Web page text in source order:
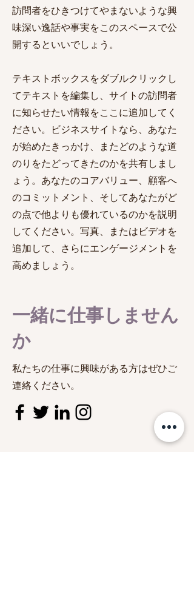
訪問者をひきつけてやまないような興
味深い逸話や事実をこのスペースで公
開するといいでしょう。
テキストボックスをダブルクリックし
てテキストを編集し、サイトの訪問者
に知らせたい情報をここに追加してく
ださい。ビジネスサイトなら、あなた
が始めたきっかけ、またどのような道
のりをたどってきたのかを共有しまし
ょう。あなたのコアバリュー、顧客へ
のコミットメント、そしてあなたがど
の点で他よりも優れているのかを説明
してください。写真、またはビデオを
追加して、さらにエンゲージメントを
高めましょう。
一緒に仕事しません
か
私たちの仕事に興味がある方はぜひご
連絡ください。